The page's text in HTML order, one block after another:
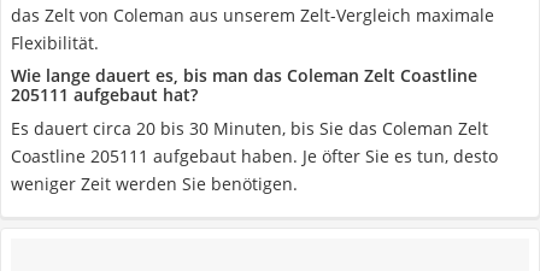
das Zelt von Coleman aus unserem Zelt-Vergleich maximale
Flexibilität.
Wie lange dauert es, bis man das Coleman Zelt Coastline
205111 aufgebaut hat?
Es dauert circa 20 bis 30 Minuten, bis Sie das Coleman Zelt
Coastline 205111 aufgebaut haben. Je öfter Sie es tun, desto
weniger Zeit werden Sie benötigen.